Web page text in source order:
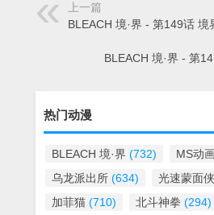
上一篇
BLEACH 境·界 - 第149话 境
BLEACH 境·界 - 第
热门动漫
BLEACH 境·界 (732) MS动
乌龙派出所 (634) 光速蒙面
加菲猫 (710) 北斗神拳 (294)